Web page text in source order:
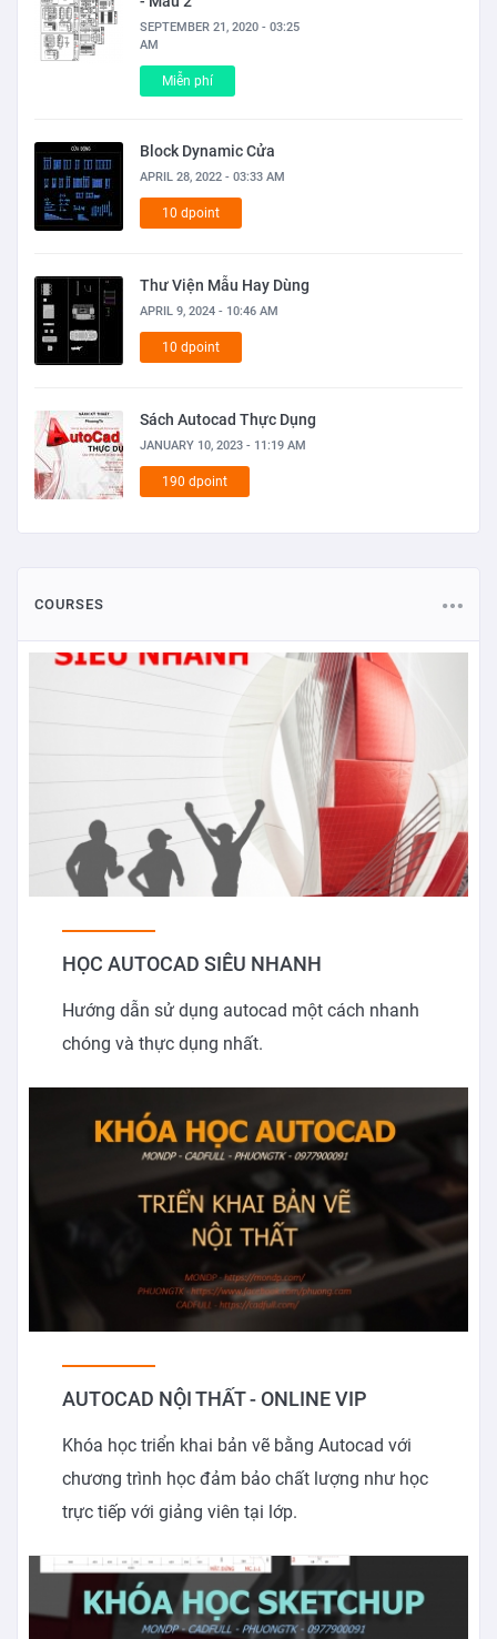
SEPTEMBER 21, 2020 - 03:25
AM
Miễn phí
Block Dynamic Cửa
APRIL 28, 2022 - 03:33 AM
10 dpoint
Thư Viện Mẫu Hay Dùng
APRIL 9, 2024 - 10:46 AM
10 dpoint
Sách Autocad Thực Dụng
JANUARY 10, 2023 - 11:19 AM
190 dpoint
COURSES
HỌC AUTOCAD SIÊU NHANH
Hướng dẫn sử dụng autocad một cách nhanh
chóng và thực dụng nhất.
AUTOCAD NỘI THẤT - ONLINE VIP
Khóa học triển khai bản vẽ bằng Autocad với
chương trình học đảm bảo chất lượng như học
trực tiếp với giảng viên tại lớp.